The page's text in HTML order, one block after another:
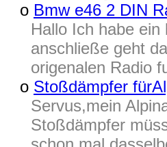
o Bmw e46 2 DIN
Hallo Ich habe
anschließe geht
origenalen Radio
o Stoßdämpfer
Servus,mein
Stoßdämpfer